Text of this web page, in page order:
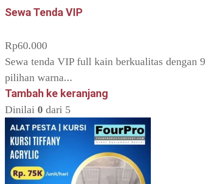
Sewa Tenda VIP
Rp60.000
Sewa tenda VIP full kain berkualitas dengan 9
pilihan warna...
Tambah ke keranjang
Dinilai 0 dari 5